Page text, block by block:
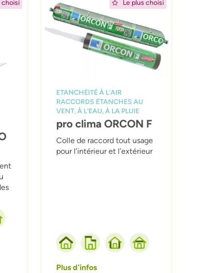
choisi Le plus choisi
ETANCHÉITÉ À L'AIR
RACCORDS ÉTANCHES AU
VENT, À L'EAU, À LA PLUIE
pro clima ORCON F
Colle de raccord tout usage
pour l’intérieur et l’extérieur
Plus d'infos